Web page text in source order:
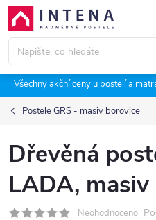
Přejít
obsah
Všechny akční ceny u postelí a
Postele GRS - masiv borovice
Dřevěná
LADA,
Neohodnoceno